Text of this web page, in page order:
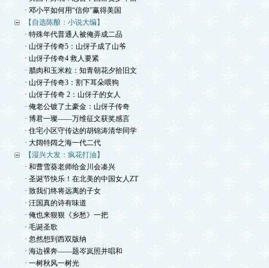
· 邓小平如何用“信仰”赢得美国
【自选陈酿：小说大编】
· 特殊年代普通人被俺弄成二品
· 山伢子传奇5：山伢子成了山爷
· 山伢子传奇4 救人要紧
· 腊肉和玉米粒：知青朝花夕拾旧文
· 山伢子传奇3：割下耳朵喂狗
· 山伢子传奇 2：山伢子的女人
· 俺老公镀了土豪金：山伢子传奇
· 博君一璨——万维征文获奖感言
· 住宅小区守传达的胡锦涛清华同学
· 大阔特阔之海一代二代
【湿兴大发：疯花打油】
· 和曹雪葵老师给金川会凑兴
· 圣诞节快乐！在北美的中国女人ZT
· 致我们终将远离的子女
· 汪国真的诗有味道
· 俺也来狠狠《乡愁》一把
· 毛诞圣歌
· 忽然想到西双版纳
· 海边裸奔——题岑岚照并唱和
· 一树秋风一树光